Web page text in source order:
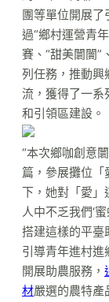
團等單位開展了
過“鄉村運營青
賽、“甜美闤闠”
列任務，推動興
流，獲得了一系
和引領區建設。
“本次鄉咖創意
篇，參展攤位「
下，她對「愛」
人中不乏我們‘
搭建這樣的平臺
引導青年進村
開展助農服務，
材嚴選的農特產